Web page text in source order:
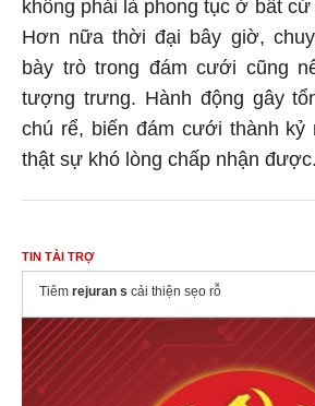
Hơn nữa thời đại bây giờ,
bày trò trong đám cưới cũng
tượng trưng. Hành động gây
chú rể, biến đám cưới thành kỷ
thật sự khó lòng chấp nhận được.
TIN TÀI TRỢ
Tiêm rejuran s cải thiện sẹo rỗ